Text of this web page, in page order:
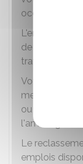
occuper un
L'emploi
de l'emploi
travail.
Votre
mesures
ou la
Le
emplois